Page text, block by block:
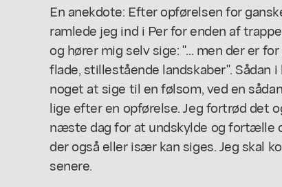
En anekdote: Efter opførelsen for
ramlede jeg ind i Per for enden af
og hører mig selv sige: "... men der er
flade, stillestående landskaber". Sådan
noget at sige til en følsom, ved en
lige efter en opførelse. Jeg fortrød det
næste dag for at undskylde og fortælle
der også eller især kan siges. Jeg skal
senere.